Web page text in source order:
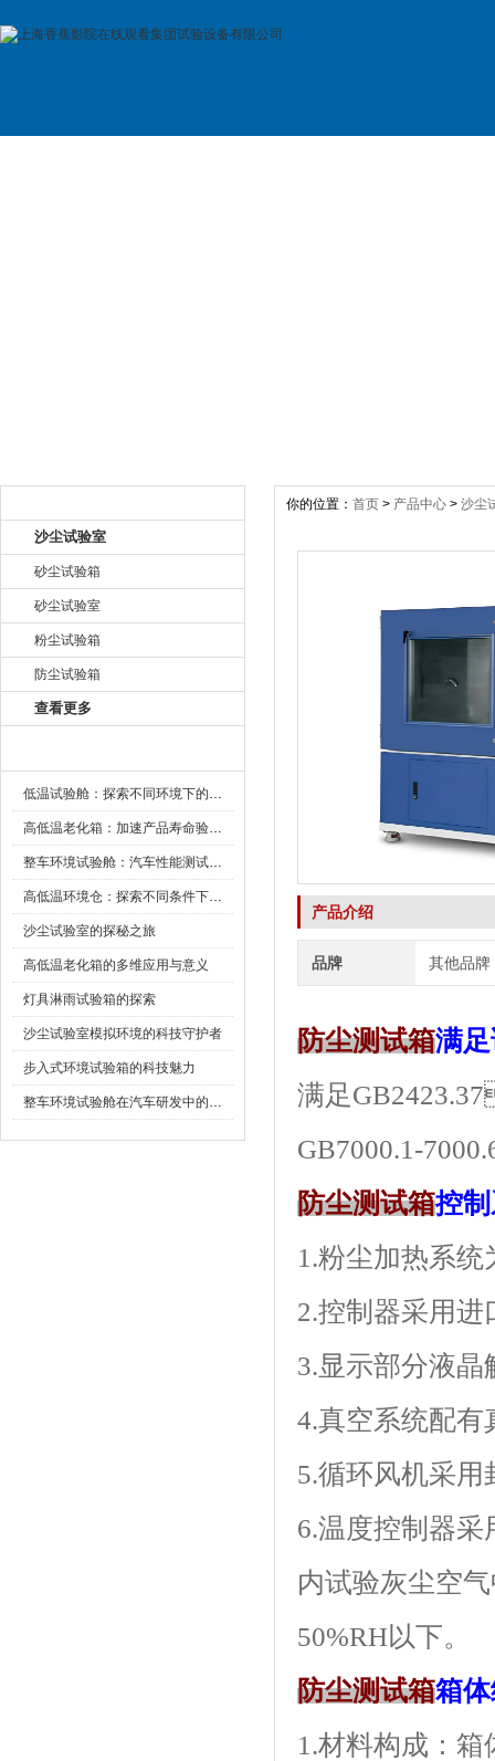
沙尘试验室
砂尘试验箱
砂尘试验室
粉尘试验箱
防尘试验箱
查看更多
低温试验舱：探索不同环境下的科技边界
高低温老化箱：加速产品寿命验证的可靠伙伴
整车环境试验舱：汽车性能测试的设备
高低温环境仓：探索不同条件下的科学奥秘
沙尘试验室的探秘之旅
高低温老化箱的多维应用与意义
灯具淋雨试验箱的探索
沙尘试验室模拟环境的科技守护者
步入式环境试验箱的科技魅力
整车环境试验舱在汽车研发中的作用
你的位置： 首页 > 产品中心 > 沙尘
产品介绍
品牌 其他品牌
防尘测试箱满
满足
GB7000.1-
防尘测试箱控
1.粉尘加热系
2.控制器采用
3.显示部分液晶
4.真空系统配有真
5.循环风机采用封
6.温度控制器采
内试验灰尘空气
50%RH以下。
防尘测试箱箱
1.材料构成